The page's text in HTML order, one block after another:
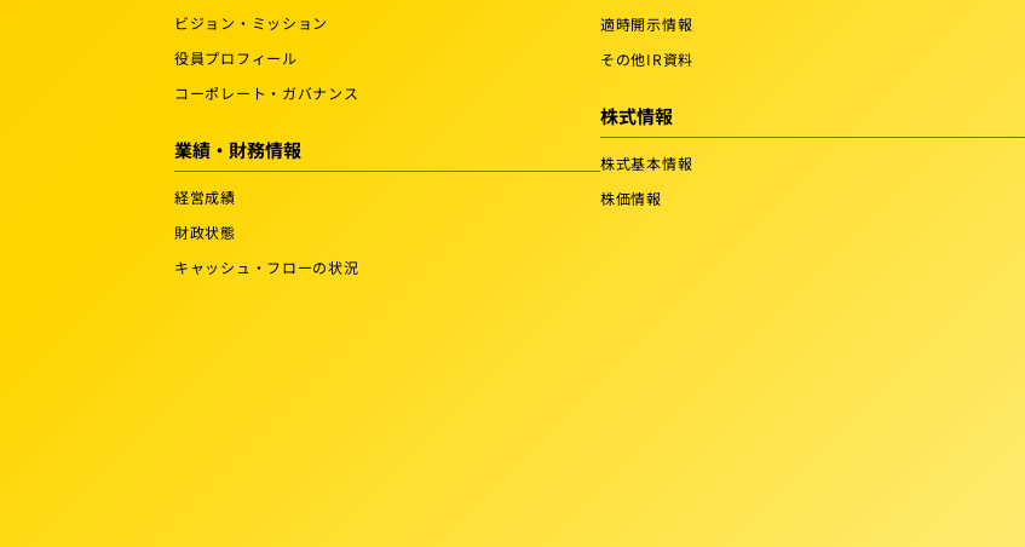
ビジョン・ミッション
役員プロフィール
コーポレート・ガバナンス
業績・財務情報
経営成績
財政状態
キャッシュ・フローの状況
適時開示情報
その他IR資料
株式情報
株式基本情報
株価情報